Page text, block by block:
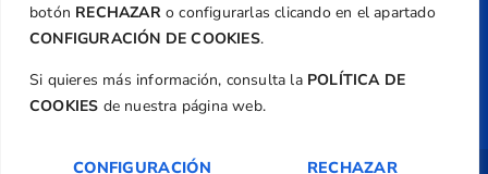
botón RECHAZARo configurarlas clicando en el apartado
CONFIGURACIÓN DE COOKIES.
Si quieres más información, consulta la POLÍTICA DE
COOKIES de nuestra página web.
CONFIGURACIÓN RECHAZAR
Federación